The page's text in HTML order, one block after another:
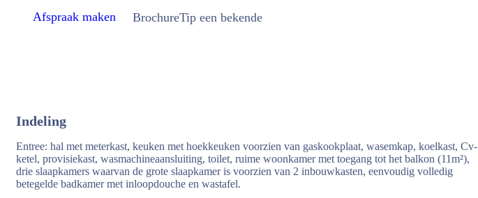
Afspraak maken BrochureTip een bekende
Indeling
Entree: hal met meterkast, keuken met hoekkeuken voorzien van gaskookplaat, wasemkap, koelkast, Cv-
ketel, provisiekast, wasmachineaansluiting, toilet, ruime woonkamer met toegang tot het balkon (11m²),
drie slaapkamers waarvan de grote slaapkamer is voorzien van 2 inbouwkasten, eenvoudig volledig
betegelde badkamer met inloopdouche en wastafel.